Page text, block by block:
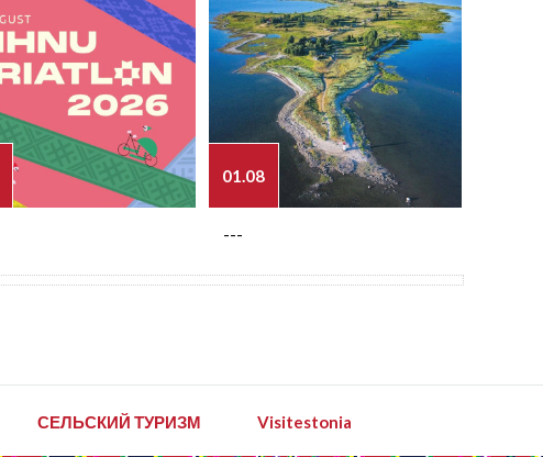
01.08
---
СЕЛЬСКИЙ ТУРИЗМ Visitestonia